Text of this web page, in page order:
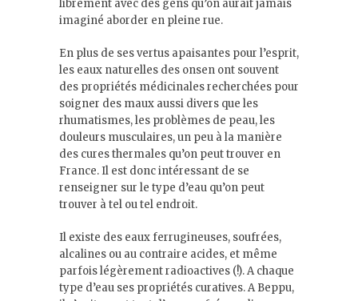
librement avec des gens qu’on aurait jamais
imaginé aborder en pleine rue.
En plus de ses vertus apaisantes pour l’esprit,
les eaux naturelles des onsen ont souvent
des propriétés médicinales recherchées pour
soigner des maux aussi divers que les
rhumatismes, les problèmes de peau, les
douleurs musculaires, un peu à la manière
des cures thermales qu’on peut trouver en
France. Il est donc intéressant de se
renseigner sur le type d’eau qu’on peut
trouver à tel ou tel endroit.
Il existe des eaux ferrugineuses, soufrées,
alcalines ou au contraire acides, et même
parfois légèrement radioactives (!). A chaque
type d’eau ses propriétés curatives. A Beppu,